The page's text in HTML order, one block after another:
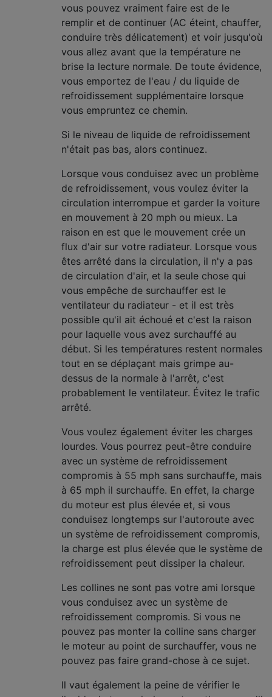
vous pouvez vraiment faire est de le
remplir et de continuer (AC éteint, chauffer,
conduire très délicatement) et voir jusqu'où
vous allez avant que la température ne
brise la lecture normale. De toute évidence,
vous emportez de l'eau / du liquide de
refroidissement supplémentaire lorsque
vous empruntez ce chemin.
Si le niveau de liquide de refroidissement
n'était pas bas, alors continuez.
Lorsque vous conduisez avec un problème
de refroidissement, vous voulez éviter la
circulation interrompue et garder la voiture
en mouvement à 20 mph ou mieux. La
raison en est que le mouvement crée un
flux d'air sur votre radiateur. Lorsque vous
êtes arrêté dans la circulation, il n'y a pas
de circulation d'air, et la seule chose qui
vous empêche de surchauffer est le
ventilateur du radiateur - et il est très
possible qu'il ait échoué et c'est la raison
pour laquelle vous avez surchauffé au
début. Si les températures restent normales
tout en se déplaçant mais grimpe au-
dessus de la normale à l'arrêt, c'est
probablement le ventilateur. Évitez le trafic
arrêté.
Vous voulez également éviter les charges
lourdes. Vous pourrez peut-être conduire
avec un système de refroidissement
compromis à 55 mph sans surchauffe, mais
à 65 mph il surchauffe. En effet, la charge
du moteur est plus élevée et, si vous
conduisez longtemps sur l'autoroute avec
un système de refroidissement compromis,
la charge est plus élevée que le système de
refroidissement peut dissiper la chaleur.
Les collines ne sont pas votre ami lorsque
vous conduisez avec un système de
refroidissement compromis. Si vous ne
pouvez pas monter la colline sans charger
le moteur au point de surchauffer, vous ne
pouvez pas faire grand-chose à ce sujet.
Il vaut également la peine de vérifier le